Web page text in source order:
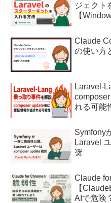
ジェクト
【
Claude
の使い方
Laravel-
れる可能
Symfony
Laravel
奨
Claude
【
AIで危険